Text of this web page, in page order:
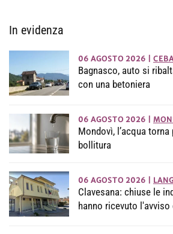
In evidenza
06 AGOSTO 2026
Bagnasco, auto si
con una betoniera
06 AGOSTO 2026
Mondovì, l’acqua
bollitura
06 AGOSTO 2026
Clavesana: chiuse le
hanno ricevuto l'avviso